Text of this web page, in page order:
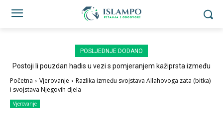
POSLJEDNJE DODANO
Postoji li pouzdan hadis u vezi s pomjeranjem kažiprsta između
Početna Vjerovanje
Razlika između svojstava Allahovoga zata (bitka)
i svojstava Njegovih djela
Vjerovanje